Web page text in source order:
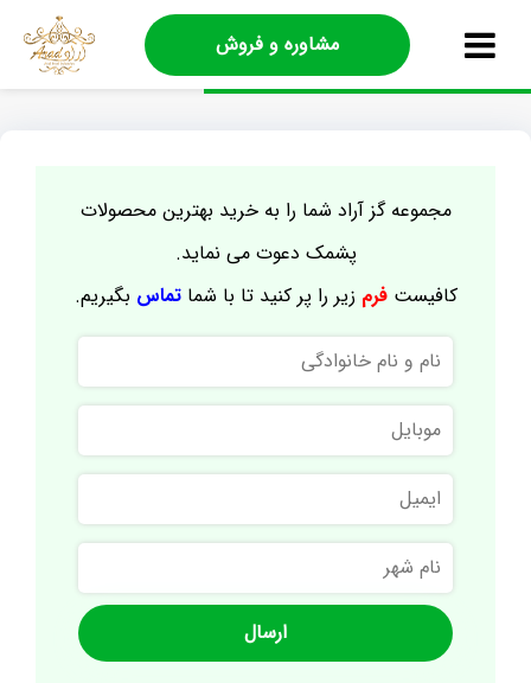
مشاوره و فروش
مجموعه گز آراد شما را به خرید بهترین محصولات
پشمک دعوت می نماید.
کافیستفرم زیر را پر کنید تا با شماتماس بگیریم.
نام
و
نام
خانوادگی
موبایل
ایمیل
نام
شهر